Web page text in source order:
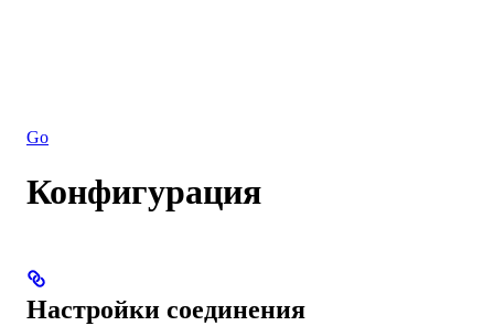
Go
Конфигурация
Настройки соединения